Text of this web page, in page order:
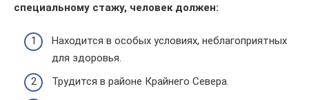
специальному стажу, человек должен:
Находится в особых условиях, неблагоприятных
для здоровья.
Трудится в районе Крайнего Севера.